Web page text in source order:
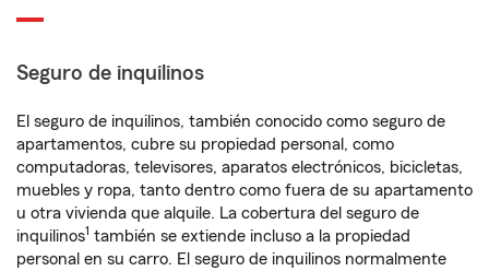
Seguro de inquilinos
El seguro de inquilinos, también conocido como seguro de
apartamentos, cubre su propiedad personal, como
computadoras, televisores, aparatos electrónicos, bicicletas,
muebles y ropa, tanto dentro como fuera de su apartamento
u otra vivienda que alquile. La cobertura del seguro de
inquilinos1 también se extiende incluso a la propiedad
personal en su carro. El seguro de inquilinos normalmente